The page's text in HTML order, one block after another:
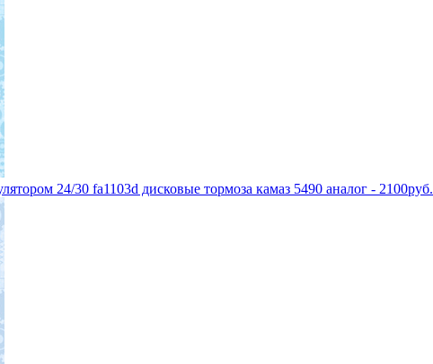
24/30 fa1103d дисковые тормоза камаз 5490 аналог - 2100руб.